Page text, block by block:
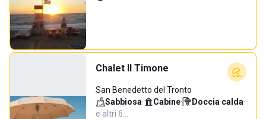
Chalet Il Timone
San Benedetto del Tronto
Sabbiosa· Cabine· Doccia calda·
e altri 6…